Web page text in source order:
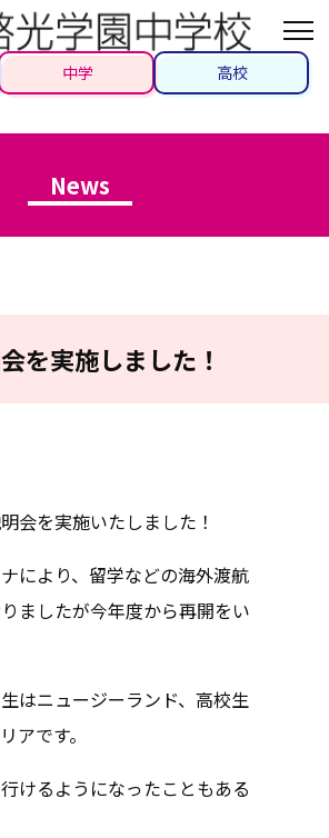
中学 高校
News
を実施しました！
会を実施いたしました！
により、留学などの海外渡航
ましたが今年度から再開をい
はニュージーランド、高校生
アです。
けるようになったこともある